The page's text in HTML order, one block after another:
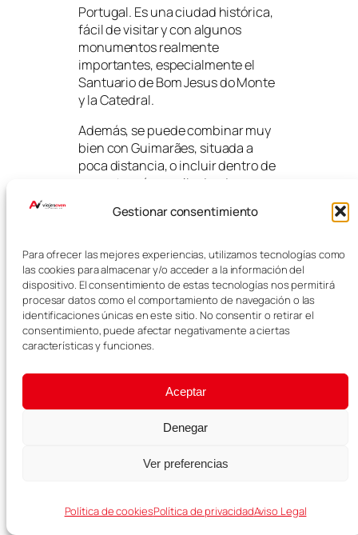
Gestionar consentimiento
Para ofrecer las mejores experiencias, utilizamos tecnologías como
las cookies para almacenar y/o acceder a la información del
dispositivo. El consentimiento de estas tecnologías nos permitirá
procesar datos como el comportamiento de navegación o las
identificaciones únicas en este sitio. No consentir o retirar el
consentimiento, puede afectar negativamente a ciertas
características y funciones.
Aceptar
Denegar
Ver preferencias
Política de cookiesPolítica de privacidadAviso Legal
Portugal. Es una ciudad histórica,
fácil de visitar y con algunos
monumentos realmente
importantes, especialmente el
Santuario de Bom Jesus do Monte
y la Catedral.
Además, se puede combinar muy
bien con Guimarães, situada a
poca distancia, o incluir dentro de
una ruta más amplia desde
puedes ver lo principal de Braga
Puedes combinar esta visita con
nuestra guía deQué ver en
Guimarãeso incluirla dentro de
unaRuta por Portugal en 10 días.
Consejos para
visitar Braga
Para visitar Braga, lo ideal es
dedicarle al menos un día
completo si quieres conocer tanto
santuarios de las afueras. Si vas